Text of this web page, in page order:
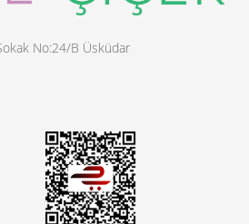
No:24/B Üsküdar